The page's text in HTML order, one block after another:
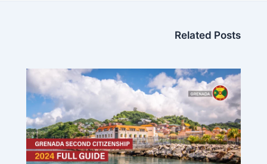
Related Posts